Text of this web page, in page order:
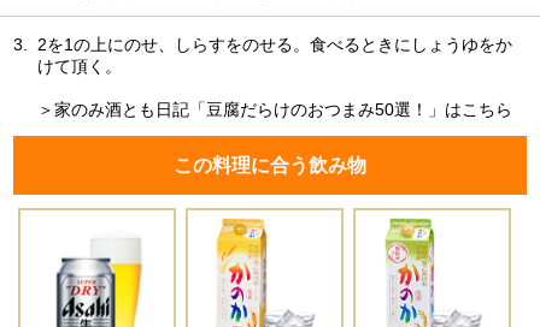
3.
2を1の上にのせ、しらすをのせる。食べるときにしょうゆをか
けて頂く。
＞家のみ酒とも日記「豆腐だらけのおつまみ50選！」はこちら
この料理に合う飲み物